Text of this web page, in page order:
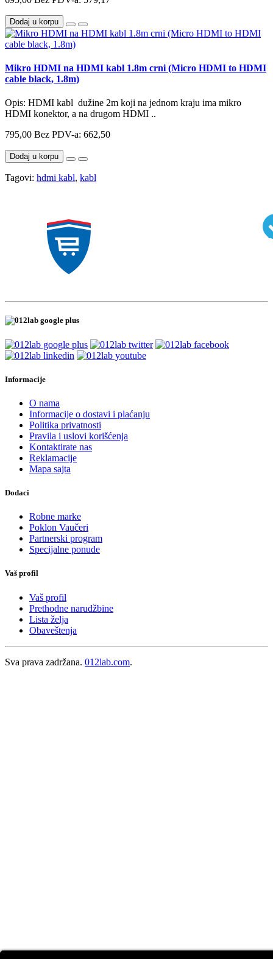
Dodaj u korpu
Mikro HDMI na HDMI kabl 1.8m crni (Micro HDMI to HDMI
cable black, 1.8m)
Opis: HDMI kabl dužine 2m koji na jednom kraju ima mikro
HDMI konektor, a na drugom HDMI ..
795,00 Bez PDV-a: 662,50
Dodaj u korpu
Tagovi: hdmi kabl, kabl
Informacije
O nama
Informacije o dostavi i plaćanju
Politika privatnosti
Pravila i uslovi korišćenja
Kontaktirate nas
Reklamacije
Mapa sajta
Dodaci
Robne marke
Poklon Vaučeri
Partnerski program
Specijalne ponude
Vaš profil
Vaš profil
Prethodne narudžbine
Lista želja
Obaveštenja
Sva prava zadržana. 012lab.com.